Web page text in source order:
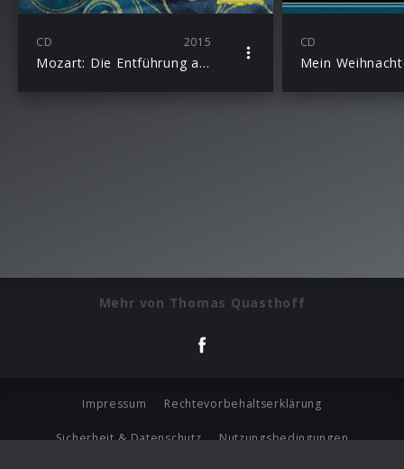
CD 2015
Mozart: Die Entführung aus dem Serail
CD
Mehr von Thomas Quasthoff
Impressum Rechtevorbehaltserklärung
Sicherheit & Datenschutz Nutzungsbedingungen